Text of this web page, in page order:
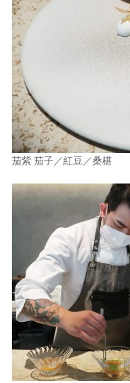
茄紫 茄子／紅豆／桑椹